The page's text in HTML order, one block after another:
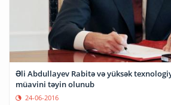
Əli Abdullayev Rabitə və yüksək
müavini təyin olunub
24-06-2016